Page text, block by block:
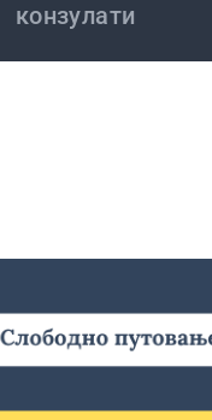
конзулати